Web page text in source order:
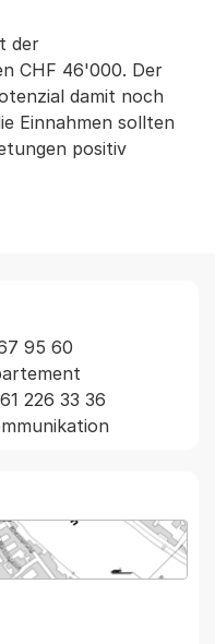
der
CHF 46'000. Der
damit noch
Einnahmen sollten
positiv
95 60
226 33 36
von MapBS.
Link, wird in einem